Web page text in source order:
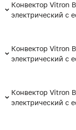
Конвектор Vitron
электрический с
Конвектор Vitron
электрический с
Конвектор Vitron
электрический с